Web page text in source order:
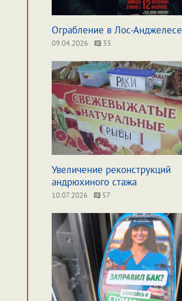
Ограбление в Лос-Анджелесе
09.04.2026 33
Увеличение реконструкций
андрюхиного стажа
10.07.2026 57